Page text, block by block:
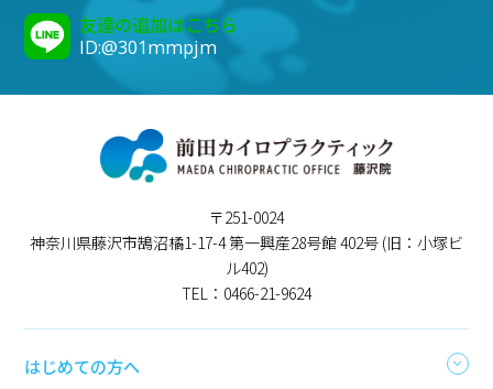
友達の追加はこちら
ID:@301mmpjm
〒251-0024
神奈川県藤沢市鵠沼橘1-17-4 第一興産28号館 402号 (旧：小塚ビ
ル402)
TEL：0466-21-9624
はじめての方へ